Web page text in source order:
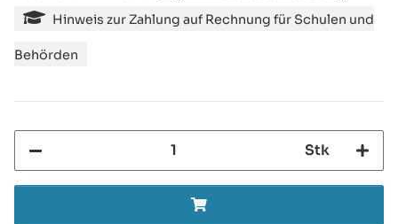
Hinweis zur Zahlung auf Rechnung für Schulen und
Behörden
Stk